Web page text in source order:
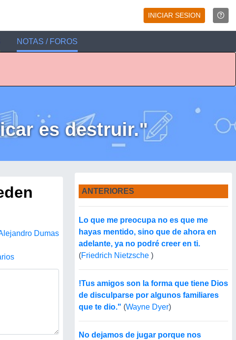
INICIAR SESION
NOTAS / FOROS
es destruir."
Dumas
ANTERIORES
Lo que me preocupa no es que me
hayas mentido, sino que de ahora en
adelante, ya no podré creer en ti.
(Friedrich Nietzsche )
!Tus amigos son la forma que tiene Dios
de disculparse por algunos familiares
que te dio." (Wayne Dyer)
No dejamos de jugar porque nos